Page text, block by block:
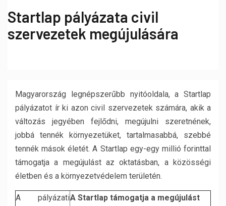
Startlap pályázata civil
szervezetek megújulására
Magyarország legnépszerűbb nyitóoldala, a Startlap
pályázatot ír ki azon civil szervezetek számára, akik a
változás jegyében fejlődni, megújulni szeretnének,
jobbá tennék környezetüket, tartalmasabbá, szebbé
tennék mások életét. A Startlap egy-egy millió forinttal
támogatja a megújulást az oktatásban, a közösségi
életben és a környezetvédelem területén.
A pályázatiA Startlap támogatja a megújulást